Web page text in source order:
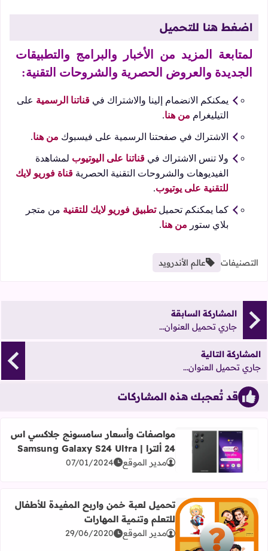
اضغط هنا للتحميل
لمتابعة المزيد من الأخبار والبرامج والتطبيقات
الجديدة والعروض الحصرية والشروحات التقنية:
يمكنكم الانضمام إلينا والاشتراك في قناتنا الرسمية على
التيليغرام من هنا.
الاشتراك في صفحتنا الرسمية على فيسبوك من هنا.
ولا تنس الاشتراك في قناتنا على اليوتيوب لمشاهدة
الفيديوهات والشروحات التقنية الحصرية قناة فوريو لايك
للتقنية على يوتيوب.
كما يمكنكم تحميلتطبيق فوريو لايك للتقنية من متجر
بلاي ستور من هنا.
التصنيفات عالم الأندرويد
المشاركة السابقة
جاري تحميل العنوان...
المشاركة التالية
جاري تحميل العنوان...
قد تُعجبك هذه المشاركات
اقرأ المزيد عن مواصفات وأسعار سامسونج جلاكسي اس 24 ألترا | Samsung Galaxy S24 Ultra
مواصفات وأسعار سامسونج جلاكسي اس
24 ألترا | Samsung Galaxy S24 Ultra
مدير الموقع 07/01/2024
اقرأ المزيد عن تحميل لعبة خمن واربح المفيدة للأطفال
تحميل لعبة خمن واربح المفيدة للأطفال
للتعلم وتنمية المهارات
مدير الموقع 29/06/2020